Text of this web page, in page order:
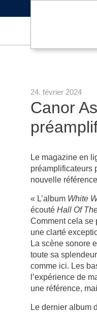
24. février 2024
Canor
Le magazine en
préamplificateurs
nouvelle
« L’album White
écouté Hall Of
Comment cela se
une clarté
La scène sonore
toute sa
comme ici. Les
l’expérience de
une référence,
Le dernier album